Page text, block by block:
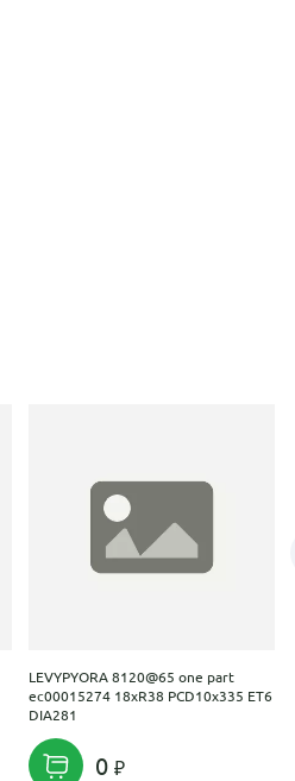
LEVYPYORA 8120@65 one part
ec00015274 18xR38 PCD10x335 ET6
DIA281
0